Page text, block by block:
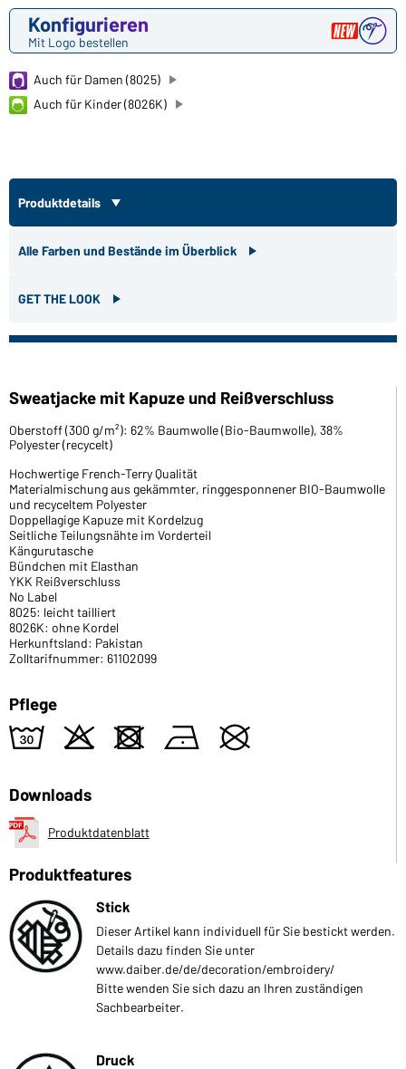
Konfigurieren
Mit Logo bestellen
Auch für Damen (8025)
Auch für Kinder (8026K)
Produktdetails
Alle Farben und Bestände im Überblick
GET THE LOOK
Sweatjacke mit Kapuze und Reißverschluss
Oberstoff (300 g/m²): 62% Baumwolle (Bio-Baumwolle), 38%
Polyester (recycelt)
Hochwertige French-Terry Qualität
Materialmischung aus gekämmter, ringgesponnener BIO-Baumwolle
und recyceltem Polyester
Doppellagige Kapuze mit Kordelzug
Seitliche Teilungsnähte im Vorderteil
Kängurutasche
Bündchen mit Elasthan
YKK Reißverschluss
No Label
8025: leicht tailliert
8026K: ohne Kordel
Herkunftsland: Pakistan
Zolltarifnummer: 61102099
Pflege
w o d n U
Downloads
Produktdatenblatt
Produktfeatures
Stick
Dieser Artikel kann individuell für Sie bestickt werden.
Details dazu finden Sie unter
www.daiber.de/de/decoration/embroidery/
Bitte wenden Sie sich dazu an Ihren zuständigen
Sachbearbeiter.
Druck